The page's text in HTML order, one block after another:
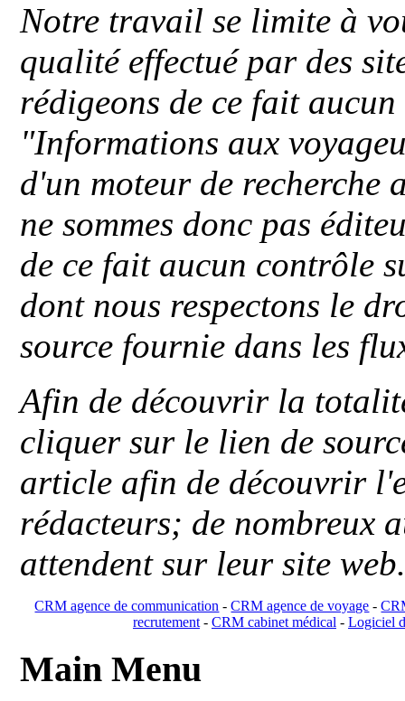
Notre travail se limite à
qualité effectué par des
rédigeons de ce fait
"Informations aux
d'un moteur de recherche
ne sommes donc pas
de ce fait aucun contrôle
dont nous respectons le
source fournie dans les
Afin de découvrir la
cliquer sur le lien de
article afin de découvrir
rédacteurs; de nombreux
attendent sur leur site
CRM agence de communication -CRM agence de voyage -
recrutement- CRM cabinet médical- Logiciel
Main Menu